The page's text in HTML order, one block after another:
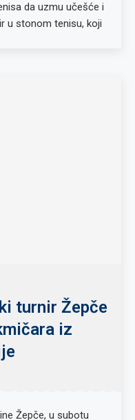
da uzmu učešće i
u stonom tenisu, koji
turnir Žepče
iz
Žepče, u subotu